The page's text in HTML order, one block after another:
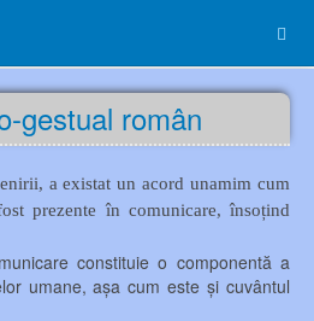
gestual român
a existat un acord unamim cum
prezente în comunicare, însoțind
constituie o componentă a
umane, așa cum este și cuvântul